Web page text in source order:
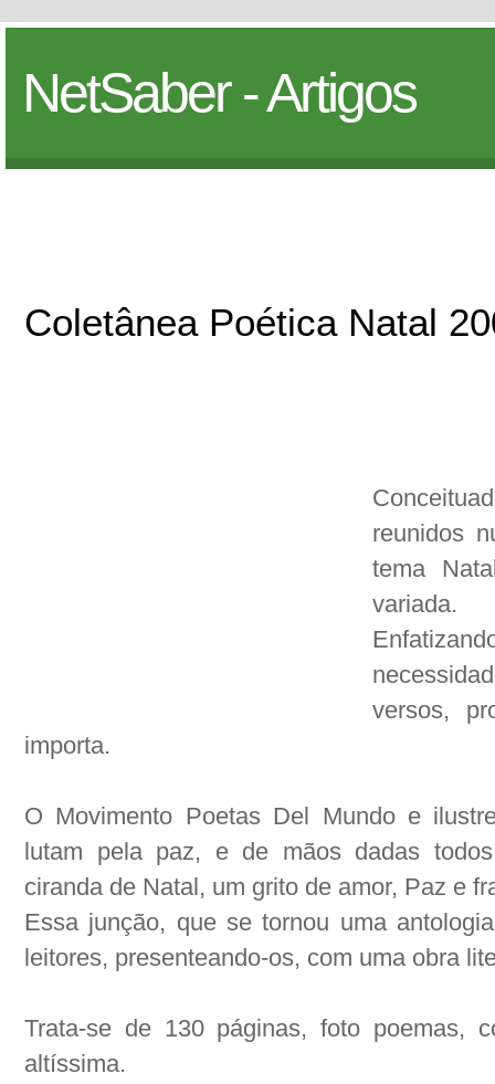
NetSaber - Artigos
Coletânea Poética Natal
reunidos
tema
variada.
versos,
importa.
O Movimento Poetas Del Mundo e
lutam pela paz, e de mãos dadas
ciranda de Natal, um grito de amor, Paz e
Essa junção, que se tornou uma
leitores, presenteando-os, com uma obra
Trata-se de 130 páginas, foto poemas,
altíssima.